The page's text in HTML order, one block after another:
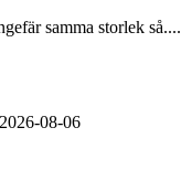
samma storlek så....
2026-08-06